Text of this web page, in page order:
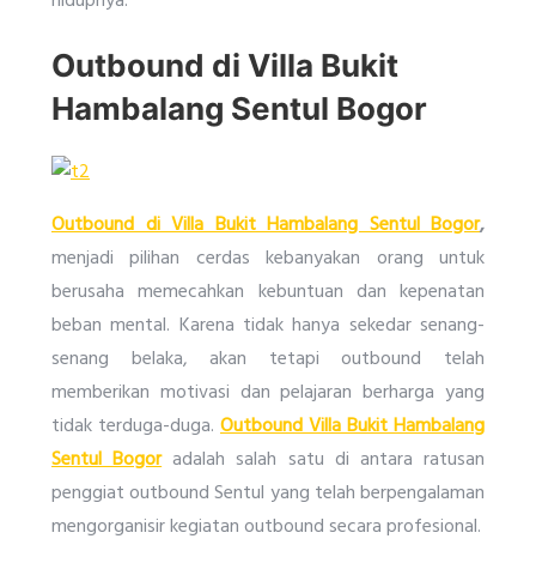
Outbound di Villa Bukit
Hambalang Sentul Bogor
Outbound di Villa Bukit Hambalang Sentul Bogor,
menjadi pilihan cerdas kebanyakan orang untuk
berusaha memecahkan kebuntuan dan kepenatan
beban mental. Karena tidak hanya sekedar senang-
senang belaka, akan tetapi outbound telah
memberikan motivasi dan pelajaran berharga yang
tidak terduga-duga. Outbound Villa Bukit Hambalang
Sentul Bogoradalah salah satu di antara ratusan
penggiat outbound Sentul yang telah berpengalaman
mengorganisir kegiatan outbound secara profesional.